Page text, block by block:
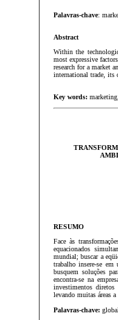
Palavras-chave:
Abstract
Within the
most expressive
research for a market
international trade, its
Key words:
RESUMO
Face às
equacionados
mundial; buscar a
trabalho insere-se
busquem soluções
encontra-se na
investimentos diretos
levando muitas áreas
Palavras-chave: